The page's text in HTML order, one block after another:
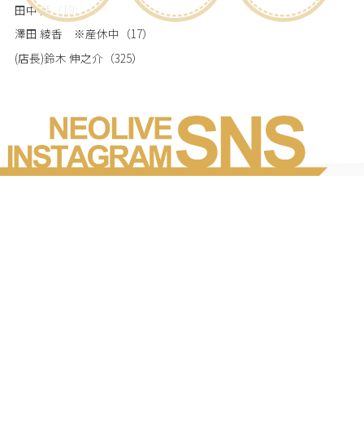
田中 栞（19）
澤田 綾香 ※産休中 （17）
(店長)鈴木 伸之介 （325）